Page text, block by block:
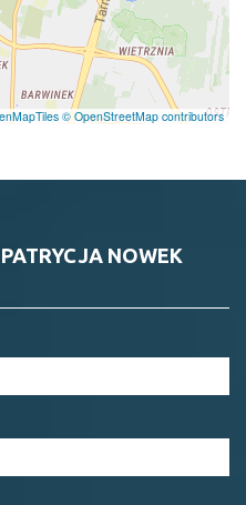
© OpenStreetMap contributors
NOWEK